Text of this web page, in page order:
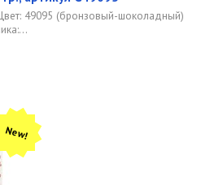
49095 (бронзовый-шоколадный)
New!